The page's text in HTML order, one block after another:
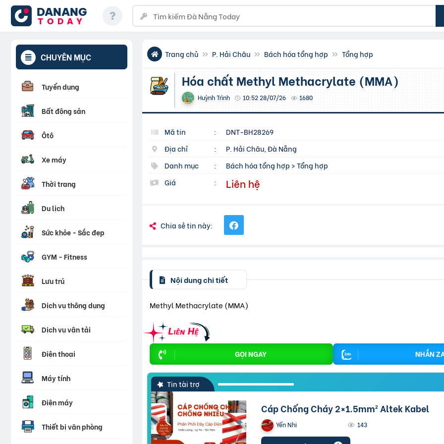
DANANG
TODAY
CHUYÊN MỤC
Tuyển dụng
Bất động sản
Ôtô
Xe máy
Thời trang
Du lịch
Sức khỏe - Sắc đẹp
GYM - Fitness
Lưu trú
Dịch vụ thông dụng
Dịch vụ vận tải
Điện thoại
Máy tính
Điện máy
Thiết bị văn phòng
Trang chủ P. Hải Châu Bách hóa tổng hợp Tổng hợp
Hóa chất Methyl Methacrylate (MMA)
Huỳnh Trình 10:52 28/07/26 1680
Mã tin :
DNT-BH28269
Địa chỉ
:
P. Hải Châu, Đà Nẵng
Danh mục
: Bách hóa tổng hợp >Tổng hợp
Giá
: Liên hệ
Chia sẻ tin này:
Nội dung chi tiết
Methyl Methacrylate (MMA)
GỌI NGAY NHẮN
Tin tài trợ
Cáp Chống Cháy 2×1.5mm² Altek Kabel
Yến Nhi 143